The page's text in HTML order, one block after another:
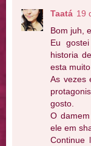
Taatá 19
Bom juh,
Eu
historia
esta
As vezes
gosto.
O
ele em
Continue